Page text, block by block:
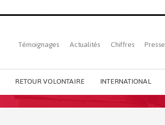
Top
French
menu
Témoignages Actualités Chiffres Presse
RETOUR VOLONTAIRE INTERNATIONAL